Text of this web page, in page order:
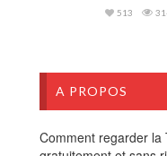
513
A PROPOS
Comment regarder